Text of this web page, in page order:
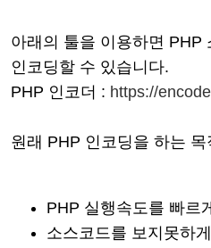
아래의 툴을 이용하면 PHP
인코딩할 수 있습니다.
PHP 인코더 : https://
원래 PHP 인코딩을 하는
PHP 실행속도를 빠르
소스코드를 보지못하